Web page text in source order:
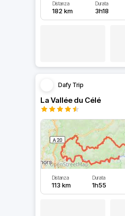
Distanza
182 km
Durata
3h18
Dafy Trip
La Vallée du Célé
Distanza
113 km
Durata
1h55